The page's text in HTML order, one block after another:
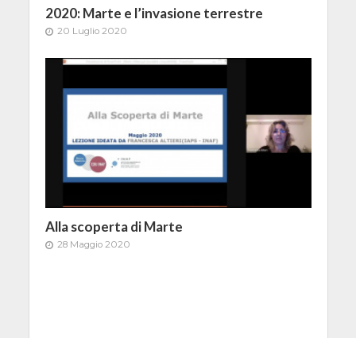
2020: Marte e l’invasione terrestre
20 Luglio 2020
Alla scoperta di Marte
28 Maggio 2020